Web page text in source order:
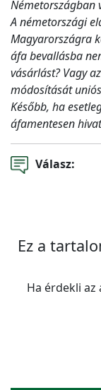
Németországban
A németországi
Magyarországra
áfa bevallásba
vásárlást? Vagy
módosítását
Később, ha
áfamentesen
Válasz:
Ez a
Ha érdekli